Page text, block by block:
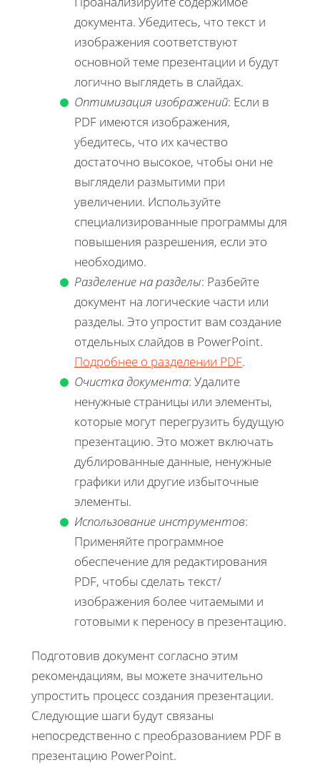
документа. Убедитесь, что текст и
изображения соответствуют
основной теме презентации и будут
логично выглядеть в слайдах.
Оптимизация изображений: Если в
PDF имеются изображения,
убедитесь, что их качество
достаточно высокое, чтобы они не
выглядели размытими при
увеличении. Используйте
специализированные программы для
повышения разрешения, если это
необходимо.
Разделение на разделы: Разбейте
документ на логические части или
разделы. Это упростит вам создание
отдельных слайдов в PowerPoint.
Подробнее о разделении PDF.
Очистка документа: Удалите
ненужные страницы или элементы,
которые могут перегрузить будущую
презентацию. Это может включать
дублированные данные, ненужные
графики или другие избыточные
элементы.
Использование инструментов:
Применяйте программное
обеспечение для редактирования
PDF, чтобы сделать текст/
изображения более читаемыми и
готовыми к переносу в презентацию.
Подготовив документ согласно этим
рекомендациям, вы можете значительно
упростить процесс создания презентации.
Следующие шаги будут связаны
непосредственно с преобразованием PDF в
презентацию PowerPoint.